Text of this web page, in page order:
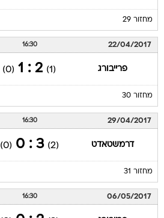
מחזור 29
22/04/2017
16:30
פרייבורג (1)
2 : 1
(0)
מחזור 30
29/04/2017
16:30
דרמשטאדט (2)
3 : 0
(0)
מחזור 31
06/05/2017
16:30